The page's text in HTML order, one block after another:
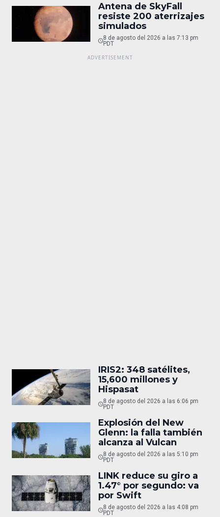
Antena de SkyFall
resiste 200 aterrizajes
simulados
8 de agosto del 2026 a las 7:13 pm
PDT
IRIS2: 348 satélites,
15,600 millones y
Hispasat
8 de agosto del 2026 a las 6:06 pm
PDT
Explosión del New
Glenn: la falla también
alcanza al Vulcan
8 de agosto del 2026 a las 5:10 pm
PDT
LINK reduce su giro a
1.47° por segundo: va
por Swift
8 de agosto del 2026 a las 4:08 pm
PDT